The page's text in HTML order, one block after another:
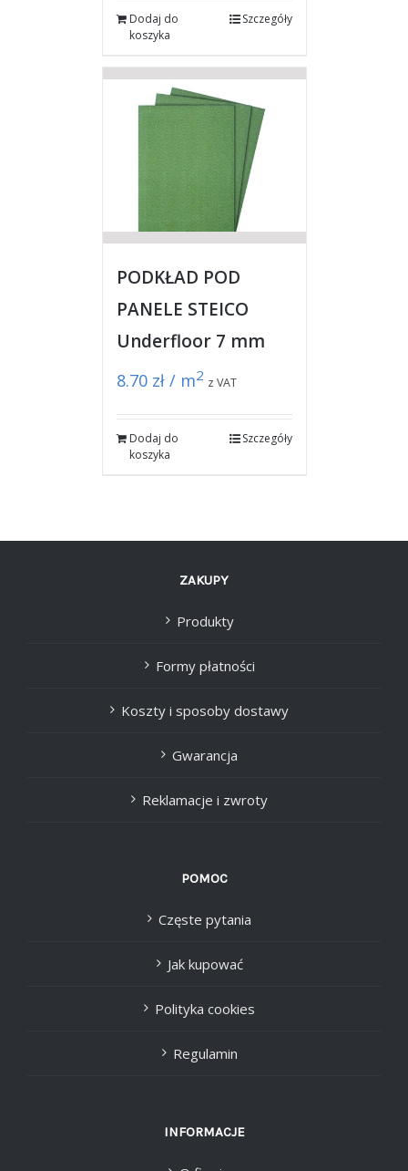
Dodaj do
koszyka
Szczegóły
PODKŁAD POD
PANELE STEICO
Underfloor 7 mm
8.70 zł / m2 z VAT
Dodaj do
koszyka
Szczegóły
ZAKUPY
Produkty
Formy płatności
Koszty i sposoby dostawy
Gwarancja
Reklamacje i zwroty
POMOC
Częste pytania
Jak kupować
Polityka cookies
Regulamin
INFORMACJE